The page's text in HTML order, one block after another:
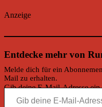
Anzeige
Entdecke mehr von
Melde dich für ein
Mail zu erhalten.
Gib deine E-Mail-Adresse ein